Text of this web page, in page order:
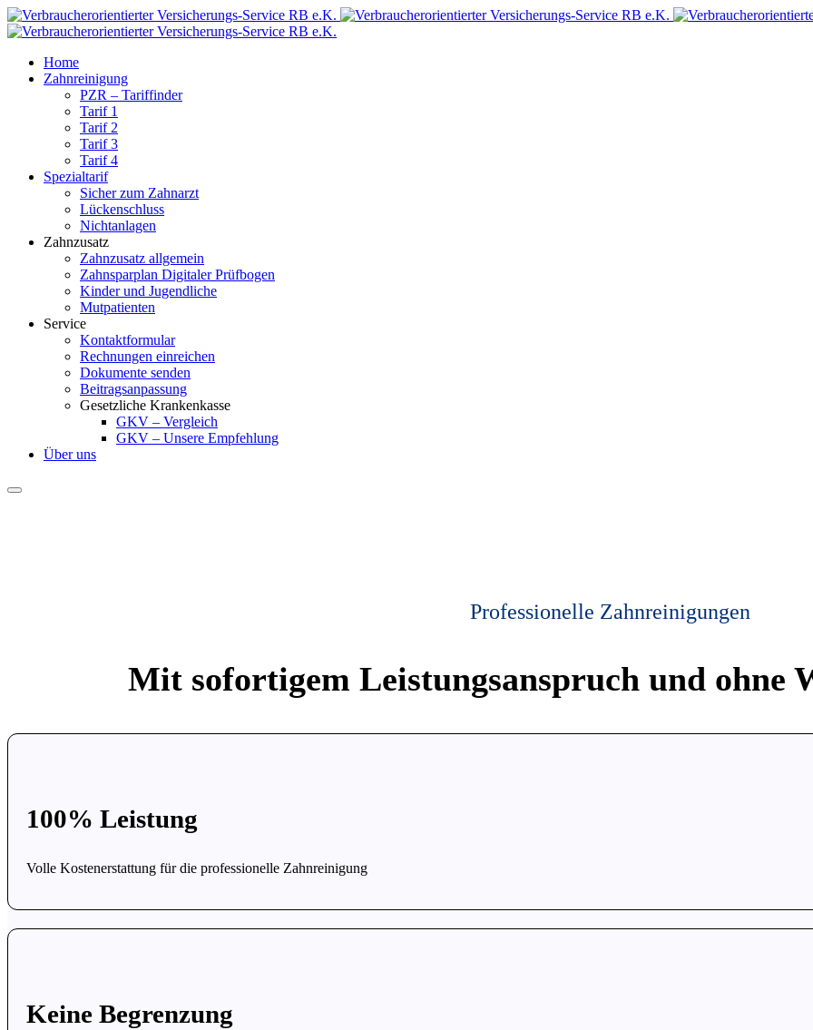
Home
Zahnreinigung
PZR – Tariffinder
Tarif 1
Tarif 2
Tarif 3
Tarif 4
Spezialtarif
Sicher zum Zahnarzt
Lückenschluss
Nichtanlagen
Zahnzusatz
Zahnzusatz allgemein
Zahnsparplan Digitaler Prüfbogen
Kinder und Jugendliche
Mutpatienten
Service
Kontaktformular
Rechnungen einreichen
Dokumente senden
Beitragsanpassung
Gesetzliche Krankenkasse
GKV – Vergleich
GKV – Unsere Empfehlung
Über uns
Professionelle Zahnreinigungen
Mit sofortigem Leistungsanspruch und ohne
100% Leistung
Volle Kostenerstattung für die professionelle Zahnreinigung
Keine Begrenzung